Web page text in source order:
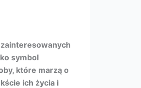
symbol
które marzą o
ich życia i